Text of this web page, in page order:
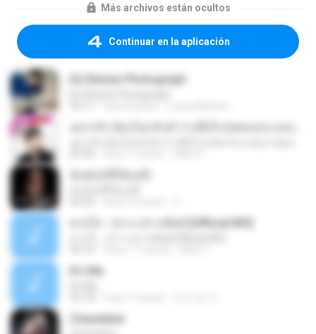
Más archivos están ocultos
Continuar en la aplicación
Ed Sheran Photograph
ดวงใจ - ปราง ปรางทิพย์ [Official MV]
It′s Me
Chandelier